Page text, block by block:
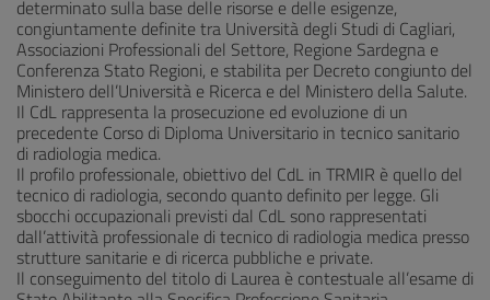
determinato sulla base delle risorse e delle esigenze,
congiuntamente definite tra Università degli Studi di Cagliari,
Associazioni Professionali del Settore, Regione Sardegna e
Conferenza Stato Regioni, e stabilita per Decreto congiunto del
Ministero dell’Università e Ricerca e del Ministero della Salute.
Il CdL rappresenta la prosecuzione ed evoluzione di un
precedente Corso di Diploma Universitario in tecnico sanitario
di radiologia medica.
Il profilo professionale, obiettivo del CdL in TRMIR è quello del
tecnico di radiologia, secondo quanto definito per legge. Gli
sbocchi occupazionali previsti dal CdL sono rappresentati
dall’attività professionale di tecnico di radiologia medica presso
strutture sanitarie e di ricerca pubbliche e private.
Il conseguimento del titolo di Laurea è contestuale all’esame di